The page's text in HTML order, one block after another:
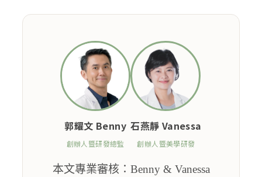
郭耀文 Benny
創辦人暨研發總監
石燕靜 Vanessa
創辦人暨美學研發
本文專業審核：Benny & Vanessa